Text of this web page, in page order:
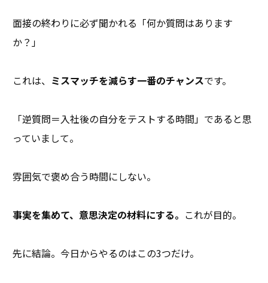
面接の終わりに必ず聞かれる「何か質問はあります
か？」
これは、 ミスマッチを減らす一番のチャンスです。
「逆質問＝入社後の自分をテストする時間」であると思
っていまして。
雰囲気で褒め合う時間にしない。
事実を集めて、意思決定の材料にする。 これが目的。
先に結論。今日からやるのはこの3つだけ。